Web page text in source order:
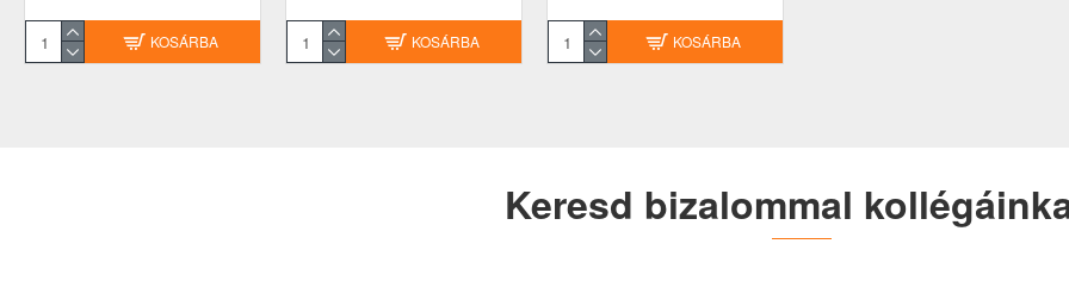
KOSÁRBA KOSÁRBA KOSÁRBA
Keresd bizalommal